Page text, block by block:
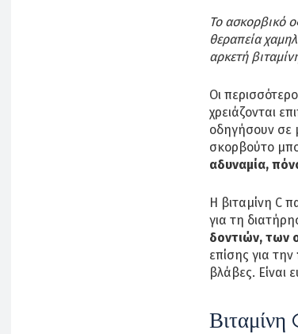
Το ασκορβικό
θεραπεία
αρκετή
Οι
χρειάζονται
οδηγήσουν σε
σκορβούτο
αδυναμία,
Η βιταμίνη C
για τη
δοντιών, των
επίσης για την
βλάβες. Είναι